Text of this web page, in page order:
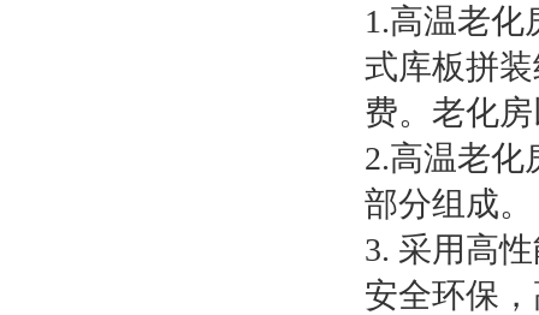
1.高温老
式库板拼
费。老化
2.高温老化
部分组成。
3. 采用高
安全环保